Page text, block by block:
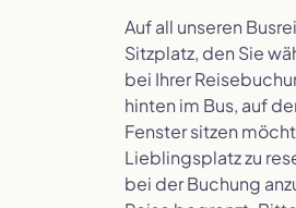
Auf all unseren
Sitzplatz, den Sie
bei Ihrer
hinten im Bus, auf
Fenster sitzen
Lieblingsplatz zu
bei der Buchung